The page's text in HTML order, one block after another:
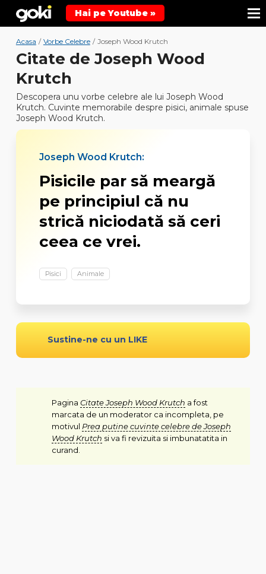
Hai pe Youtube »
Acasa / Vorbe Celebre / Joseph Wood Krutch
Citate de Joseph Wood
Krutch
Descopera unu vorbe celebre ale lui Joseph Wood
Krutch. Cuvinte memorabile despre pisici, animale spuse
Joseph Wood Krutch.
Joseph Wood Krutch:
Pisicile par să meargă
pe principiul că nu
strică niciodată să ceri
ceea ce vrei.
Pisici Animale
Sustine-ne cu un LIKE
Pagina Citate Joseph Wood Krutch a fost
marcata de un moderator ca incompleta, pe
motivul Prea putine cuvinte celebre de Joseph
Wood Krutch si va fi revizuita si imbunatatita in
curand.